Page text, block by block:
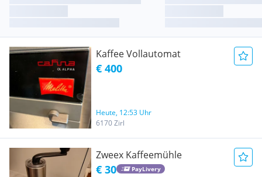
Kaffee Vollautomat
€ 400
Heute, 12:53 Uhr
6170 Zirl
Zweex Kaffeemühle
€ 30 PayLivery